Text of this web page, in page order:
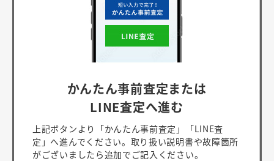
かんたん事前査定または
LINE査定へ進む
上記ボタンより「かんたん事前査定」「LINE査
定」へ進んでください。取り扱い説明書や故障箇所
がございましたら追加でご記入ください。